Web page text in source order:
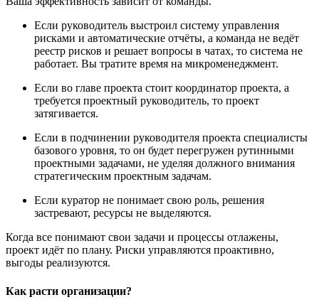
Если руководитель выстроил систему управления
рисками и автоматические отчёты, а команда не ведёт
реестр рисков и решает вопросы в чатах, то система не
работает. Вы тратите время на микроменеджмент.
Если во главе проекта стоит координатор проекта, а
требуется проектный руководитель, то проект
затягивается.
Если в подчинении руководителя проекта специалисты
базового уровня, то он будет перегружен рутинными
проектными задачами, не уделяя должного внимания
стратегическим проектным задачам.
Если куратор не понимает свою роль, решения
застревают, ресурсы не выделяются.
Когда все понимают свои задачи и процессы отлажены,
проект идёт по плану. Риски управляются проактивно,
выгоды реализуются.
Как расти организации?